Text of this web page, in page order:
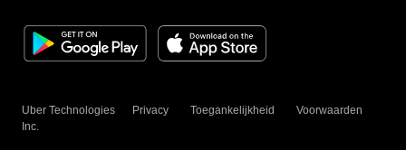
Uber Technologies
Inc.
Privacy Toegankelijkheid Voorwaarden